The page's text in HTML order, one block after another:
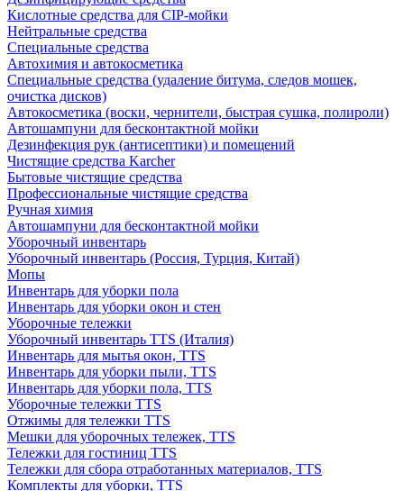
Кислотные средства для CIP-мойки
Нейтральные средства
Специальные средства
Автохимия и автокосметика
Специальные средства (удаление битума, следов мошек,
очистка дисков)
Автокосметика (воски, чернители, быстрая сушка, полироли)
Автошампуни для бесконтактной мойки
Дезинфекция рук (антисептики) и помещений
Чистящие средства Karcher
Бытовые чистящие средства
Профессиональные чистящие средства
Ручная химия
Автошампуни для бесконтактной мойки
Уборочный инвентарь
Уборочный инвентарь (Россия, Турция, Китай)
Мопы
Инвентарь для уборки пола
Инвентарь для уборки окон и стен
Уборочные тележки
Уборочный инвентарь TTS (Италия)
Инвентарь для мытья окон, TTS
Инвентарь для уборки пыли, TTS
Инвентарь для уборки пола, TTS
Уборочные тележки TTS
Отжимы для тележки TTS
Мешки для уборочных тележек, TTS
Тележки для гостиниц TTS
Тележки для сбора отработанных материалов, TTS
Комплекты для уборки, TTS